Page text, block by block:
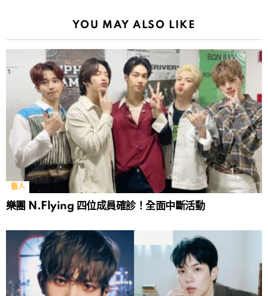
YOU MAY ALSO LIKE
藝人
樂團 N.Flying 四位成員確診！全面中斷活動